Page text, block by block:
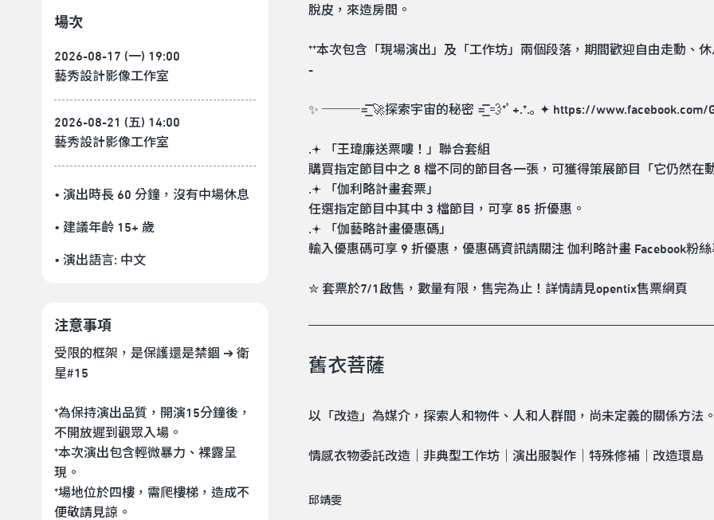
場次
2026-08-17 (一) 19:00
藝秀設計影像工作室
2026-08-21 (五) 14:00
藝秀設計影像工作室
• 演出時長 60 分鐘 ，沒有中場休息
• 建議年齡 15+ 歲
• 演出語言: 中文
注意事項
受限的框架，是保護還是禁錮 ➔ 衛
星#15
*為保持演出品質，開演15分鐘後，
不開放遲到觀眾入場。
*本次演出包含輕微暴力、裸露呈
現。
*場地位於四樓，需爬樓梯，造成不
便敬請見諒。
脫皮，來造房間。
**本次包含「現場演出」及「工作坊」兩個段落，期間歡迎自由走動、休
-
✨ ───=͟͟͞͞ 🚀探索宇宙的秘密 =͟͟͞͞ 💨*ﾟ+.*.｡ ✦ https://www.facebook.com/
.𖥔 「王瑋廉送票嘍！」聯合套組
購買指定節目中之 8 檔不同的節目各一張，可獲得策展節目「它仍然在
.𖥔 「伽利略計畫套票」
任選指定節目中其中 3 檔節目，可享 85 折優惠。
.𖥔 「伽藝略計畫優惠碼」
輸入優惠碼可享 9 折優惠，優惠碼資訊請關注 伽利略計畫 Facebook粉絲
✮ 套票於7/1啟售，數量有限，售完為止！詳情請見opentix售票網頁
舊衣菩薩
以「改造」為媒介，探索人和物件、人和人群間，尚未定義的關係方法
情感衣物委託改造｜非典型工作坊｜演出服製作｜特殊修補｜改造環島
邱靖雯